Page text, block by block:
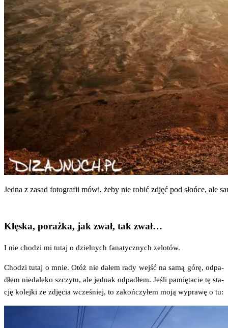
Jed­na z zasad foto­gra­fii mówi, żeby nie robić zdjęć pod słoń­ce, ale
Klęska, porażka, jak zwał, tak zwał…
I nie cho­dzi mi tutaj o dziel­nych fana­tycz­nych zelotów.
Cho­dzi tutaj o mnie. Otóż nie dałem rady wejść na samą górę, odpa­
dłem nie­da­le­ko szczy­tu, ale jed­nak odpa­dłem. Jeśli pamię­ta­cie tę sta­
cję kolej­ki ze zdję­cia wcze­śniej, to zakoń­czy­łem moją wypra­wę o tu: